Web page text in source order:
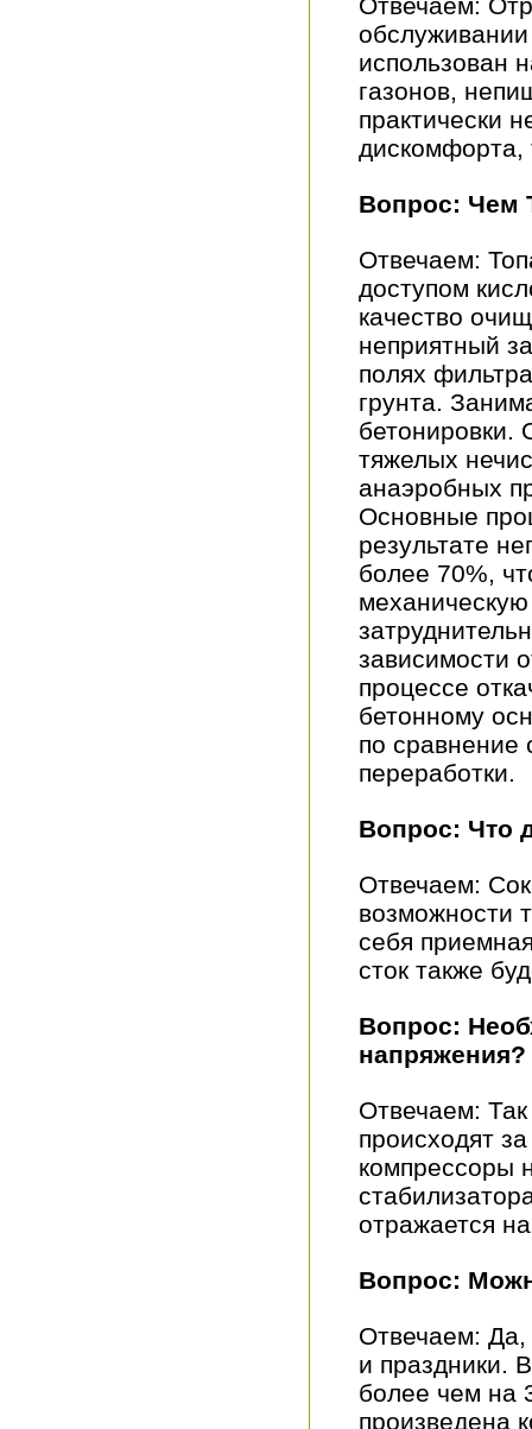
использован
газонов,
практически
дискомфорта,
Вопрос: Чем
Отвечаем:
доступом
качество
неприятный
полях
грунта.
бетонировки.
тяжелых
анаэробных
Основные
результате
более 70%,
механическую
зависимости
процессе
бетонному
по сравнение
переработки.
Вопрос: Что
Отвечаем:
возможности
себя
сток также
Вопрос:
напряжения?
Отвечаем:
происходят
компрессоры
отражается
Вопрос:
Отвечаем: Да,
и праздники.
более чем на
произведена